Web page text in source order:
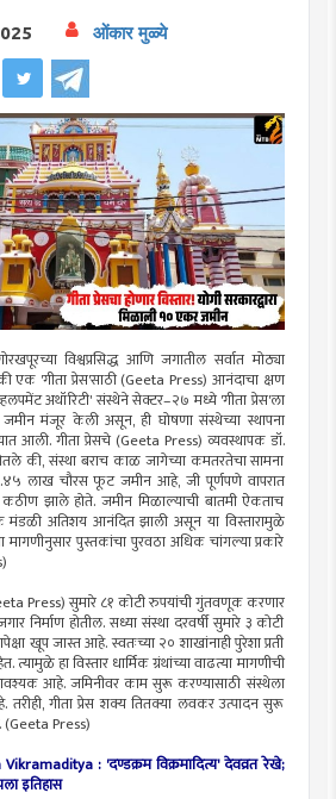
ओंकार मुळ्ये
विश्वप्रसिद्ध आणि जगातील सर्वात मोठ्या
एक 'गीता प्रेस'साठी (Geeta Press) आनंदाचा क्षण
अथॉरिटी' संस्थेने सेक्टर–२७ मध्ये 'गीता प्रेस'ला
मंजूर केली असून, ही घोषणा संस्थेच्या स्थापना
आली. गीता प्रेसचे (Geeta Press) व्यवस्थापक डॉ.
की, संस्था बराच काळ जागेच्या कमतरतेचा सामना
लाख चौरस फूट जमीन आहे, जी पूर्णपणे वापरात
झाले होते. जमीन मिळाल्याची बातमी ऐकताच
मंडळी अतिशय आनंदित झाली असून या विस्तारामुळे
पुस्तकांचा पुरवठा अधिक चांगल्या प्रकारे
Press) सुमारे ८१ कोटी रुपयांची गुंतवणूक करणार
निर्माण होतील. सध्या संस्था दरवर्षी सुमारे ३ कोटी
खूप जास्त आहे. स्वतःच्या २० शाखांनाही पुरेशा प्रती
हा विस्तार धार्मिक ग्रंथांच्या वाढत्या मागणीची
आहे. जमिनीवर काम सुरू करण्यासाठी संस्थेला
तरीही, गीता प्रेस शक्य तितक्या लवकर उत्पादन सुरू
(Geeta Press)
: 'दण्डक्रम विक्रमादित्य' देवव्रत रेखे;
इतिहास